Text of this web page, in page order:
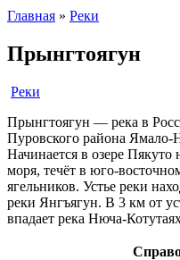
Главная » Реки
Прынгтоягун
Реки
Прынгтоягун — река в
Пуровского района Ямало-
Начинается в озере
моря, течёт в юго-
ягельников. Устье реки
реки Янгъягун. В 3 км от
впадает река Нюча-